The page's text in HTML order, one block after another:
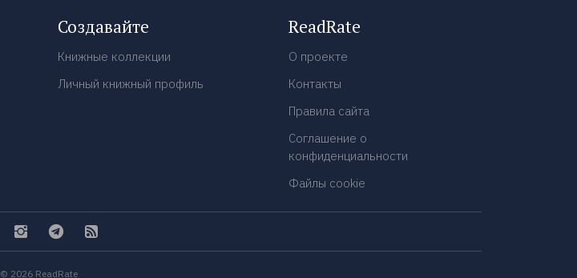
Создавайте
Книжные коллекции
Личный книжный профиль
ReadRate
О проекте
Контакты
Правила сайта
Соглашение о
конфиденциальности
Файлы cookie
© 2026 ReadRate